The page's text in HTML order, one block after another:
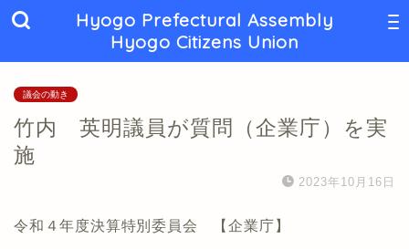
Hyogo Prefectural Assembly
Hyogo Citizens Union
議会の動き
竹内 英明議員が質問（企業庁）を実
施
2023年10月16日
令和４年度決算特別委員会 【企業庁】